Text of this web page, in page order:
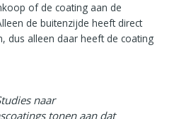
of de coating aan de
de buitenzijde heeft direct
dus alleen daar heeft de coating
naar
tonen aan dat